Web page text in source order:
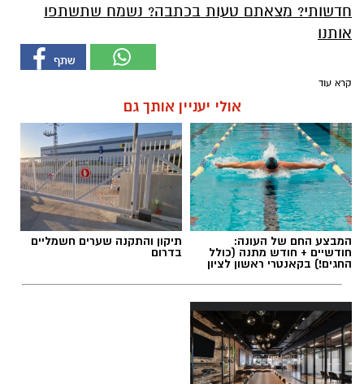
חדשותי? מצאתם טעות בכתבה? נשמח שתשתפו
אותנו
קרא עוד
אולי יעניין אותך גם
המבצע החם של העונה:
חודשיים + חודש מתנה (כולל
החגים!) בקאנטרי ראשון לציון
תיקון והתקנה שערים חשמליים
בדרום